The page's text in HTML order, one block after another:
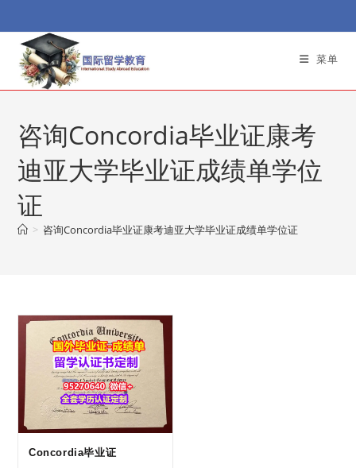
to
content
菜单
咨询Concordia毕业证康考
迪亚大学毕业证成绩单学位
证
> 咨询Concordia毕业证康考迪亚大学毕业证成绩单学位证
Concordia毕业证